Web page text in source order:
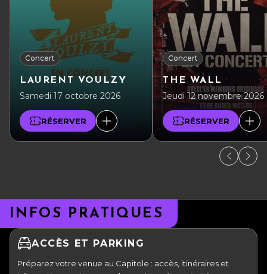
Concert
LAURENT VOULZY
Samedi 17 octobre 2026
RÉSERVER
Concert
THE WALL
Jeudi 12 novembre 2026
RÉSERVER
INFOS PRATIQUES
ACCÈS ET PARKING
Préparez votre venue au Capitole : accès, itinéraires et